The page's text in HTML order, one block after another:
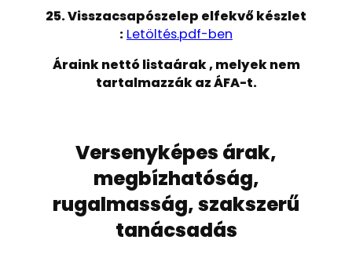
25. Visszacsapószelep elfekvő készlet
: Letöltés.pdf-ben
Áraink nettó listaárak , melyek nem
tartalmazzák az ÁFA-t.
Versenyképes árak,
megbízhatóság,
rugalmasság, szakszerű
tanácsadás